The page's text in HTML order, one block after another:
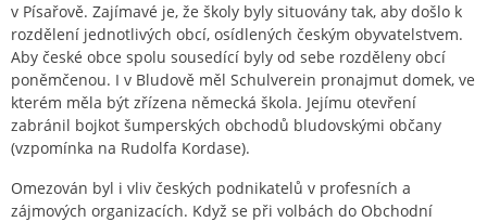
v Písařově. Zajímavé je, že školy byly situovány tak, aby došlo k
rozdělení jednotlivých obcí, osídlených českým obyvatelstvem.
Aby české obce spolu sousedící byly od sebe rozděleny obcí
poněmčenou. I v Bludově měl Schulverein pronajmut domek, ve
kterém měla být zřízena německá škola. Jejímu otevření
zabránil bojkot šumperských obchodů bludovskými občany
(vzpomínka na Rudolfa Kordase).
Omezován byl i vliv českých podnikatelů v profesních a
zájmových organizacích. Když se při volbách do Obchodní